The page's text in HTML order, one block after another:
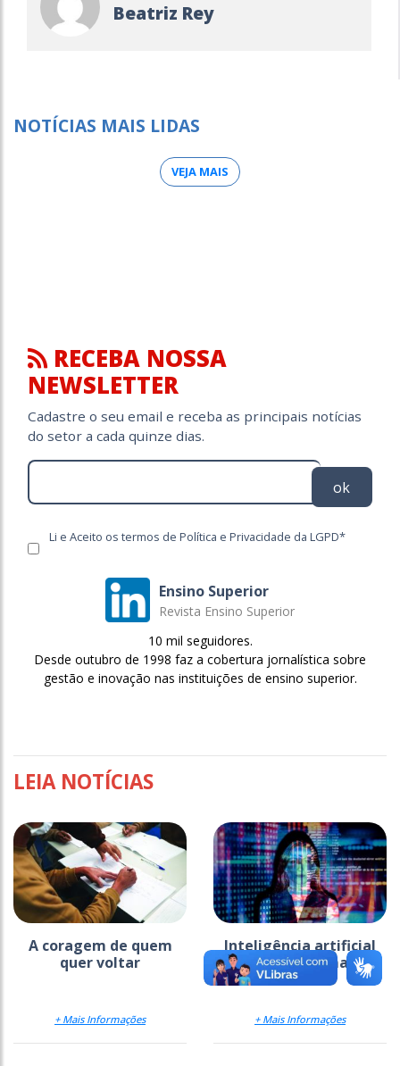
Beatriz Rey
NOTÍCIAS MAIS LIDAS
VEJA MAIS
RECEBA NOSSA
NEWSLETTER
Cadastre o seu email e receba as principais notícias
do setor a cada quinze dias.
ok
Li e Aceito os termos de Política e Privacidade da LGPD*
Ensino Superior
Revista Ensino Superior
10 mil seguidores.
Desde outubro de 1998 faz a cobertura jornalística sobre
gestão e inovação nas instituições de ensino superior.
LEIA NOTÍCIAS
A coragem de quem
quer voltar
+ Mais Informações
Inteligência artificial
pede mão na massa
+ Mais Informações